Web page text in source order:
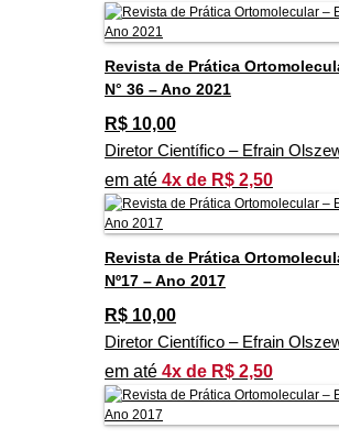
Revista de Prática
N° 36 – Ano 2021
R$ 10,00
Diretor Científico – Efrain
em até 4x de R$ 2,50
Revista de Prática
Nº17 – Ano 2017
R$ 10,00
Diretor Científico – Efrain
em até 4x de R$ 2,50